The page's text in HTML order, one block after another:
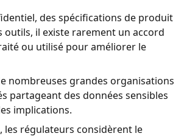
des spécifications de produit
il existe rarement un accord
ou utilisé pour améliorer le
nombreuses grandes organisations
partageant des données sensibles
implications.
, les régulateurs considèrent le